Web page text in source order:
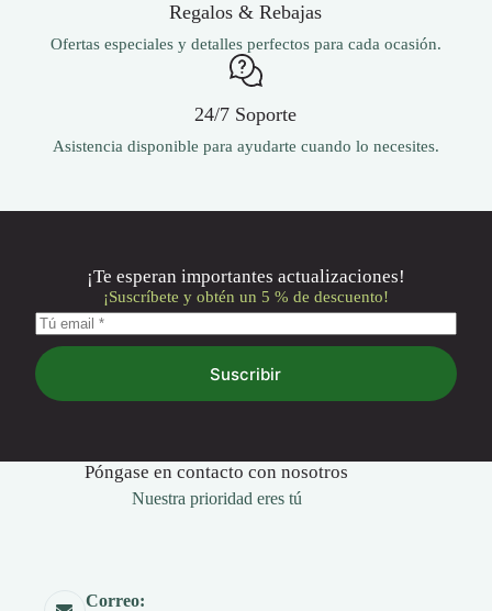
Regalos & Rebajas
Ofertas especiales y detalles perfectos para cada ocasión.
24/7 Soporte
Asistencia disponible para ayudarte cuando lo necesites.
¡Te esperan importantes actualizaciones!
¡Suscríbete y obtén un 5 % de descuento!
Suscribir
Póngase en contacto con nosotros
Nuestra prioridad eres tú
Correo: